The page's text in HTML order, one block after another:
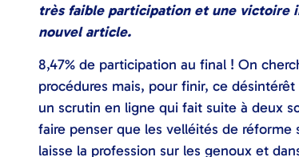
très faible participation et une victoire
nouvel article.
8,47% de participation au final ! On
procédures mais, pour finir, ce
un scrutin en ligne qui fait suite à deux
faire penser que les velléités de réforme
laisse la profession sur les genoux et